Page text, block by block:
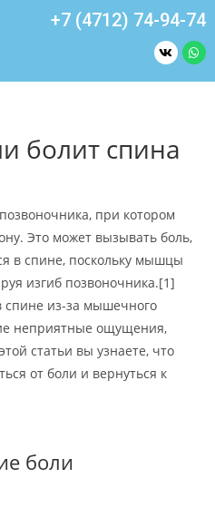
+7 (4712) 74-94-74
болит спина
при котором
Это может вызывать боль,
в спине, поскольку мышцы
изгиб позвоночника.[1]
спине из-за мышечного
неприятные ощущения,
статьи вы узнаете, что
от боли и вернуться к
боли